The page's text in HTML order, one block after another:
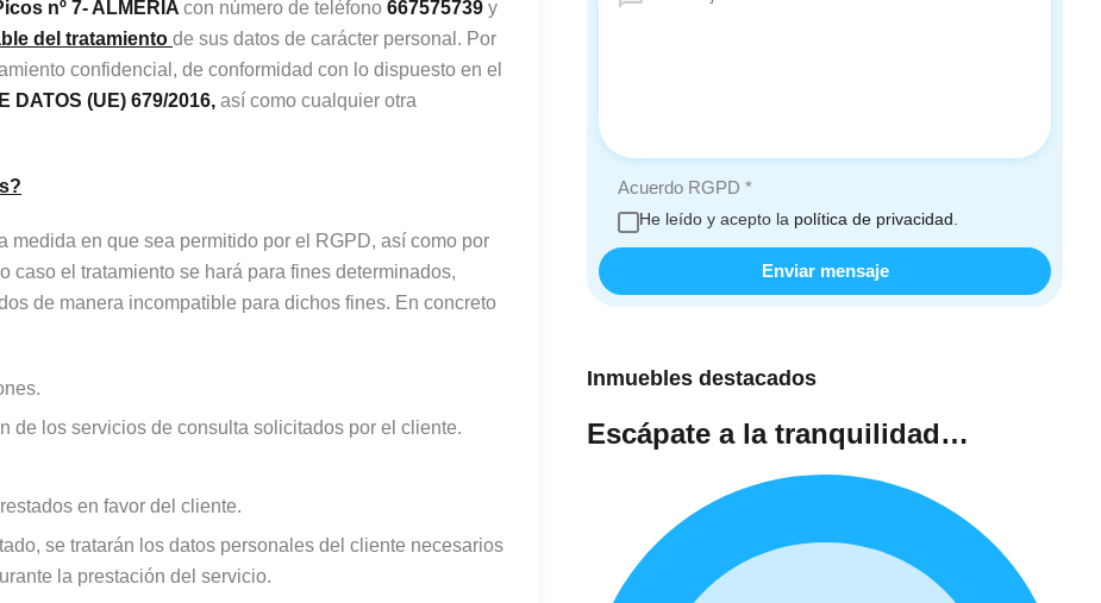
nº 7- ALMERÍA con número de teléfono 667575739 y
del tratamiento de sus datos de carácter personal. Por
confidencial, de conformidad con lo dispuesto en el
DATOS (UE) 679/2016, así como cualquier otra
medida en que sea permitido por el RGPD, así como por
caso el tratamiento se hará para fines determinados,
de manera incompatible para dichos fines. En concreto
de los servicios de consulta solicitados por el cliente.
en favor del cliente.
se tratarán los datos personales del cliente necesarios
la prestación del servicio.
Acuerdo RGPD *
He leído y acepto la política de privacidad
Inmuebles destacados
Escápate a la tranquilidad…